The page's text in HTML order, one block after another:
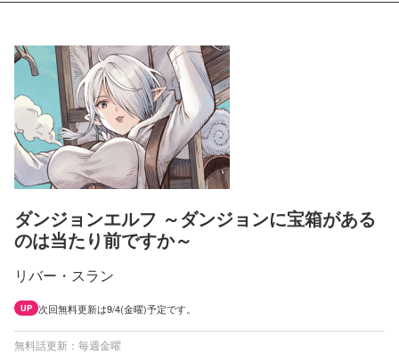
ダンジョンエルフ ～ダンジョンに宝箱がある
のは当たり前ですか～
リバー・スラン
UP 次回無料更新は9/4(金曜)予定です。
無料話更新：毎週金曜